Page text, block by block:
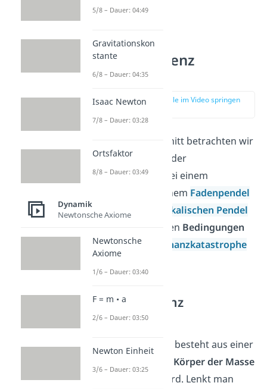
Eigenfrequenz
berechnen
zur Stelle im Video springen
In diesem Abschnitt betrachten wir
die Bestimmung der
Eigenfrequenz
bei einem
, einem Fadenpendel
und einem
physikalischen Pendel
und unter welchen Bedingungen
es zu einer
Resonanzkatastrophe
Eigenfrequenz
Federpendel
Federpendel besteht aus einer
Körper der Masse
angebracht wird. Lenkt man
5/8 – Dauer: 04:49
Gravitationskon
stante
6/8 – Dauer: 04:35
Isaac Newton
7/8 – Dauer: 03:28
Ortsfaktor
8/8 – Dauer: 03:49
Dynamik
Newtonsche Axiome
Newtonsche
Axiome
1/6 – Dauer: 03:40
F = m • a
2/6 – Dauer: 03:50
Newton Einheit
3/6 – Dauer: 03:25